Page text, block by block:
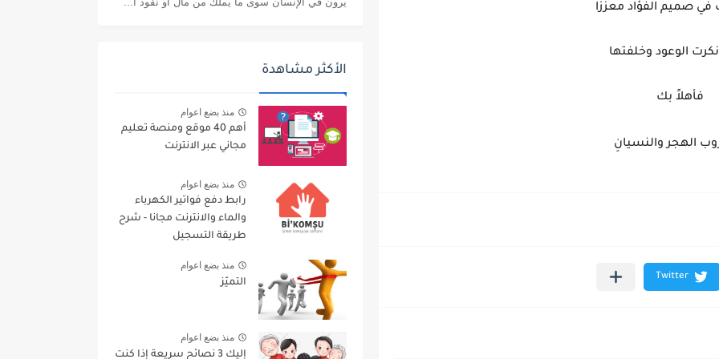
في صميم الفؤاد معززًا
الوعود وخلفتها
فأهلاً بك
الهجر والنسيانِ
الأكثر مشاهدة
منذ بضع اعوام
أهم 40 موقع ومنصة تعليم
مجاني عبر الانترنت
منذ بضع اعوام
رابط دفع فواتير الكهرباء
والماء والانترنت مجانا - شرح
طريقة التسجيل
منذ بضع اعوام
التميّز
منذ بضع اعوام
إليك 3 نصائح سريعة إذا كنت